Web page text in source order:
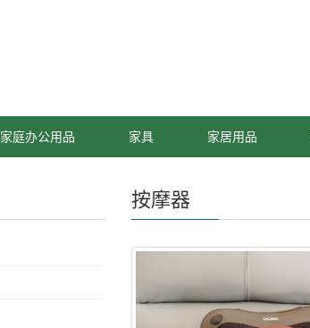
家庭办公用品 家具 家居用品
按摩器